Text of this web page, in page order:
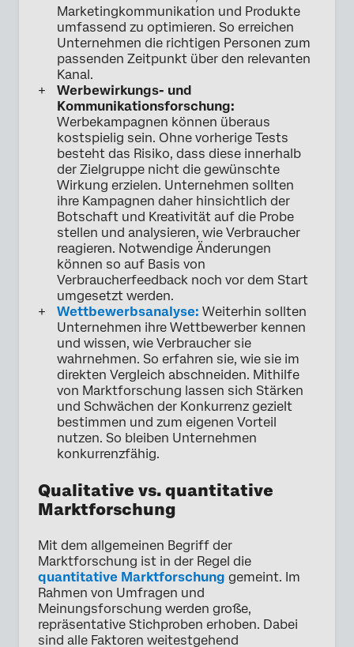
Marketingkommunikation und Produkte
umfassend zu optimieren. So erreichen
Unternehmen die richtigen Personen zum
passenden Zeitpunkt über den relevanten
Kanal.
Werbewirkungs- und
Kommunikationsforschung:
Werbekampagnen können überaus
kostspielig sein. Ohne vorherige Tests
besteht das Risiko, dass diese innerhalb
der Zielgruppe nicht die gewünschte
Wirkung erzielen. Unternehmen sollten
ihre Kampagnen daher hinsichtlich der
Botschaft und Kreativität auf die Probe
stellen und analysieren, wie Verbraucher
reagieren. Notwendige Änderungen
können so auf Basis von
Verbraucherfeedback noch vor dem Start
umgesetzt werden.
Wettbewerbsanalyse: Weiterhin sollten
Unternehmen ihre Wettbewerber kennen
und wissen, wie Verbraucher sie
wahrnehmen. So erfahren sie, wie sie im
direkten Vergleich abschneiden. Mithilfe
von Marktforschung lassen sich Stärken
und Schwächen der Konkurrenz gezielt
bestimmen und zum eigenen Vorteil
nutzen. So bleiben Unternehmen
konkurrenzfähig.
Qualitative vs. quantitative
Marktforschung
Mit dem allgemeinen Begriff der
Marktforschung ist in der Regel die
quantitative Marktforschung gemeint. Im
Rahmen von Umfragen und
Meinungsforschung werden große,
repräsentative Stichproben erhoben. Dabei
sind alle Faktoren weitestgehend